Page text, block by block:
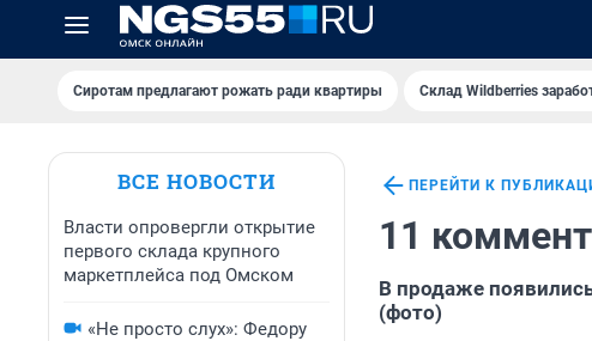
Сиротам предлагают рожать ради квартиры Склад Wildberries
ВСЕ НОВОСТИ
Власти опровергли открытие
первого склада крупного
маркетплейса под Омском
«Не просто слух»: Федору
ПЕРЕЙТИ К
11
В продаже
(фото)